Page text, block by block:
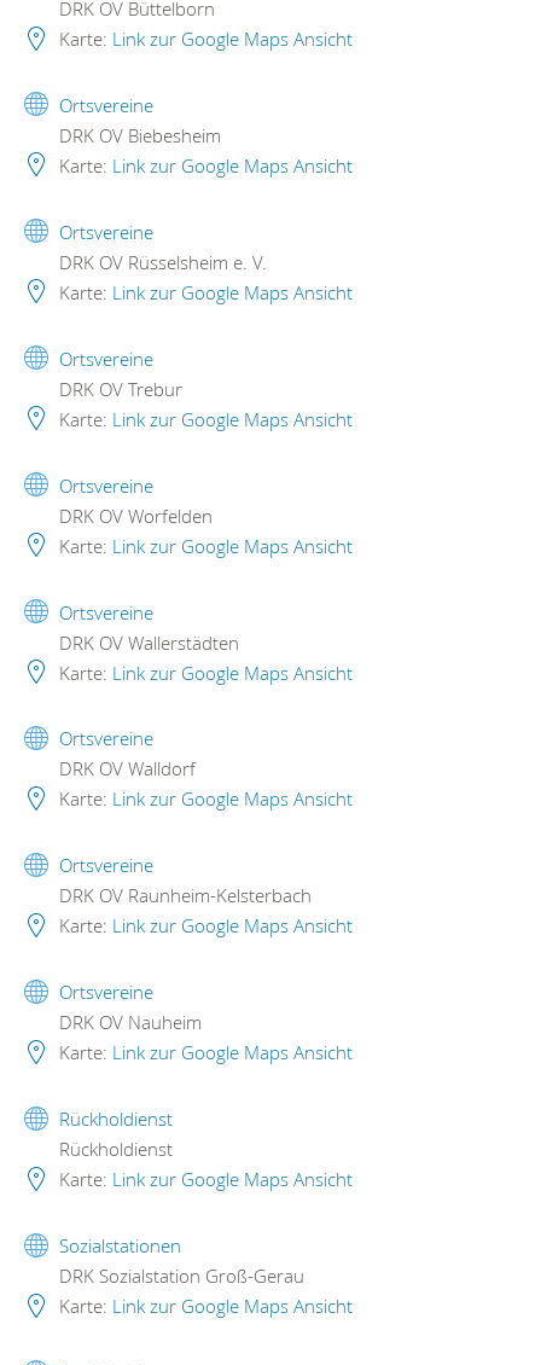
DRK OV Büttelborn
Karte: Link zur Google Maps Ansicht
Ortsvereine
DRK OV Biebesheim
Karte: Link zur Google Maps Ansicht
Ortsvereine
DRK OV Rüsselsheim e. V.
Karte: Link zur Google Maps Ansicht
Ortsvereine
DRK OV Trebur
Karte: Link zur Google Maps Ansicht
Ortsvereine
DRK OV Worfelden
Karte: Link zur Google Maps Ansicht
Ortsvereine
DRK OV Wallerstädten
Karte: Link zur Google Maps Ansicht
Ortsvereine
DRK OV Walldorf
Karte: Link zur Google Maps Ansicht
Ortsvereine
DRK OV Raunheim-Kelsterbach
Karte: Link zur Google Maps Ansicht
Ortsvereine
DRK OV Nauheim
Karte: Link zur Google Maps Ansicht
Rückholdienst
Rückholdienst
Karte: Link zur Google Maps Ansicht
Sozialstationen
DRK Sozialstation Groß-Gerau
Karte: Link zur Google Maps Ansicht